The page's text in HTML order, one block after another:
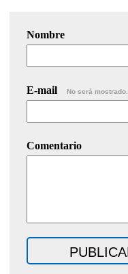
Nombre
E-mail No será mostrado.
Comentario